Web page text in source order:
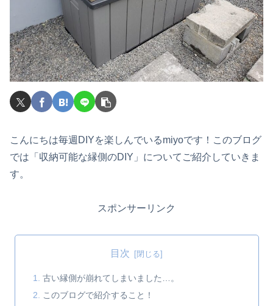
こんにちは毎週DIYを楽しんでいるmiyoです！このブログ
では「収納可能な縁側のDIY」についてご紹介していきま
す。
スポンサーリンク
目次
古い縁側が崩れてしまいました…。
このブログで紹介すること！